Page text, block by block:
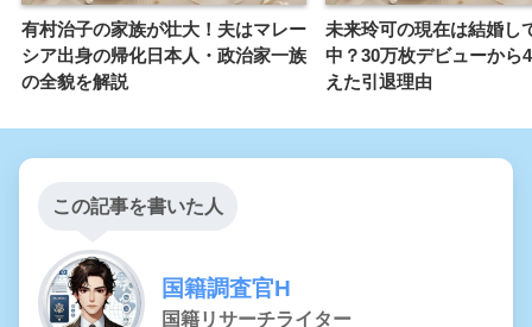
有村治子の家族が壮大！夫はマレー
シア出身の帰化日本人・政治家一族
の全貌を解説
未来玲可の現在は結婚し
中？30万枚デビューから
えた引退理由
この記事を書いた人
国籍調査官H
国籍リサーチライター